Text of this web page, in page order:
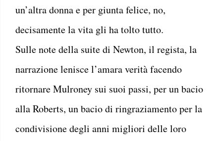
un’altra donna e per giunta felice, no,
decisamente la vita gli ha tolto tutto.
Sulle note della suite di Newton, il regista, la
narrazione lenisce l’amara verità facendo
ritornare Mulroney sui suoi passi, per un bacio
alla Roberts, un bacio di ringraziamento per la
condivisione degli anni migliori delle loro